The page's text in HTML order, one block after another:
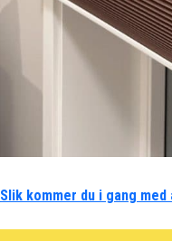
Slik kommer du i gang